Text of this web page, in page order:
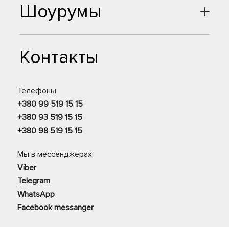
Шоурумы
Контакты
Телефоны:
+380 99 519 15 15
+380 93 519 15 15
+380 98 519 15 15
Мы в мессенджерах:
Viber
Telegram
WhatsApp
Facebook messanger